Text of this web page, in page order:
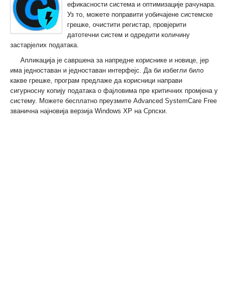
ефикасности система и оптимизације рачунара.
Уз то, можете поправити уобичајене системске
грешке, очистити регистар, провјерити
датотечни систем и одредити количину
застарјелих података.
Апликација је савршена за напредне кориснике и новице, јер
има једноставан и једноставан интерфејс. Да би избегли било
какве грешке, програм предлаже да корисници направи
сигурносну копију података о фајловима пре критичних промјена у
систему. Можете бесплатно преузмите Advanced SystemCare Free
званична најновија верзија Windows XP на Српски.